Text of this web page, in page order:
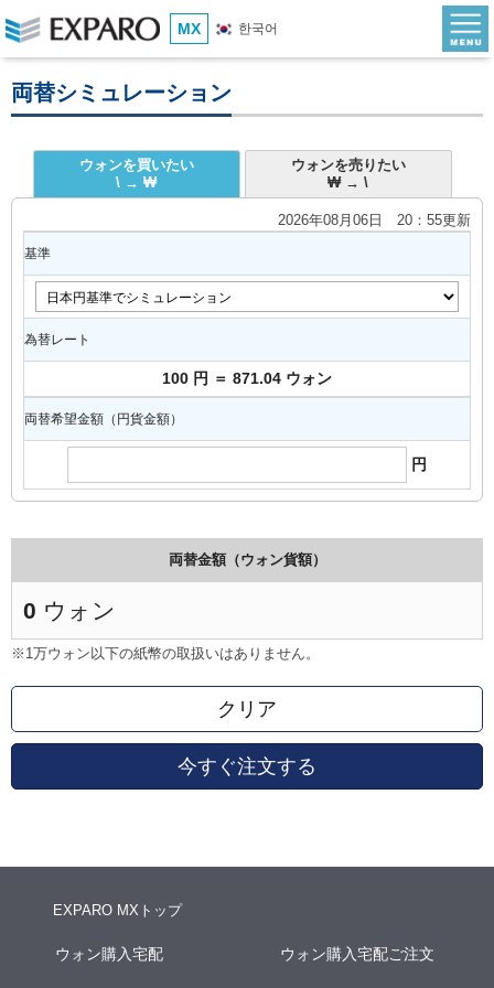
MX 한국어
両替シミュレーション
ウォンを買いたい
\ → ₩
ウォンを売りたい
₩ → \
2026年08月06日 20：55更新
基準
為替レート
100 円 ＝ 871.04 ウォン
両替希望金額（円貨金額）
円
両替金額（ウォン貨額）
0 ウォン
※1万ウォン以下の紙幣の取扱いはありません。
クリア
今すぐ注文する
EXPARO MXトップ
ウォン購入宅配 ウォン購入宅配ご注文